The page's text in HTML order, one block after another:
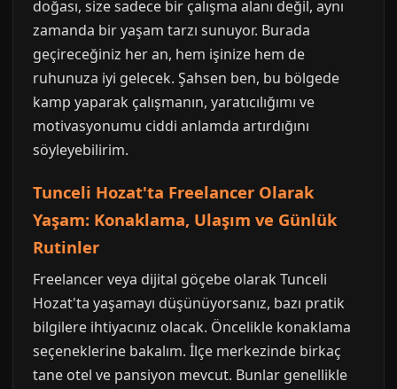
doğası, size sadece bir çalışma alanı değil, aynı
zamanda bir yaşam tarzı sunuyor. Burada
geçireceğiniz her an, hem işinize hem de
ruhunuza iyi gelecek. Şahsen ben, bu bölgede
kamp yaparak çalışmanın, yaratıcılığımı ve
motivasyonumu ciddi anlamda artırdığını
söyleyebilirim.
Tunceli Hozat'ta Freelancer Olarak
Yaşam: Konaklama, Ulaşım ve Günlük
Rutinler
Freelancer veya dijital göçebe olarak Tunceli
Hozat'ta yaşamayı düşünüyorsanız, bazı pratik
bilgilere ihtiyacınız olacak. Öncelikle konaklama
seçeneklerine bakalım. İlçe merkezinde birkaç
tane otel ve pansiyon mevcut. Bunlar genellikle